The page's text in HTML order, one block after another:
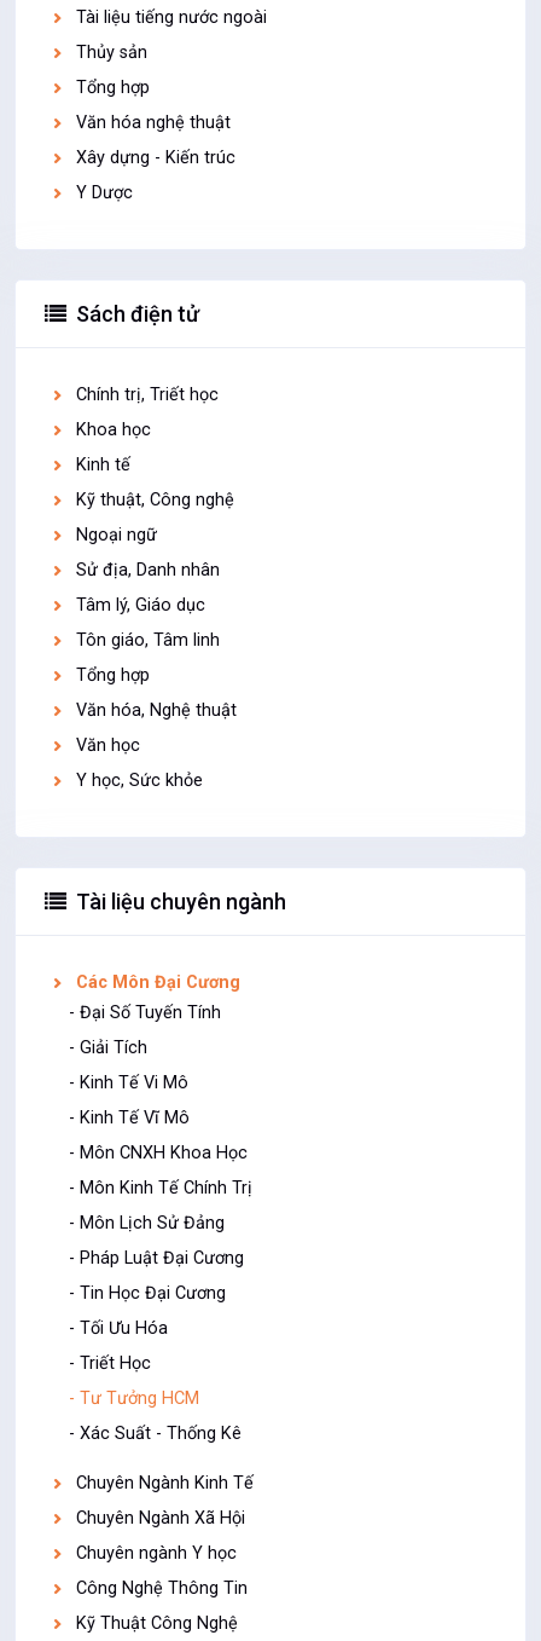
Tài liệu tiếng nước ngoài
Thủy sản
Tổng hợp
Văn hóa nghệ thuật
Xây dựng - Kiến trúc
Y Dược
Sách điện tử
Chính trị, Triết học
Khoa học
Kinh tế
Kỹ thuật, Công nghệ
Ngoại ngữ
Sử địa, Danh nhân
Tâm lý, Giáo dục
Tôn giáo, Tâm linh
Tổng hợp
Văn hóa, Nghệ thuật
Văn học
Y học, Sức khỏe
Tài liệu chuyên ngành
Các Môn Đại Cương
- Đại Số Tuyến Tính
- Giải Tích
- Kinh Tế Vi Mô
- Kinh Tế Vĩ Mô
- Môn CNXH Khoa Học
- Môn Kinh Tế Chính Trị
- Môn Lịch Sử Đảng
- Pháp Luật Đại Cương
- Tin Học Đại Cương
- Tối Ưu Hóa
- Triết Học
- Tư Tưởng HCM
- Xác Suất - Thống Kê
Chuyên Ngành Kinh Tế
Chuyên Ngành Xã Hội
Chuyên ngành Y học
Công Nghệ Thông Tin
Kỹ Thuật Công Nghệ